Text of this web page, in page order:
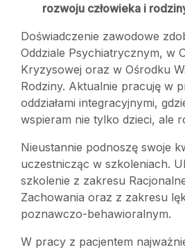
rozwoju człowieka i
Doświadczenie zawodowe
Oddziale Psychiatrycznym, w
Kryzysowej oraz w Ośrodku
Rodziny. Aktualnie pracuję w
oddziałami integracyjnymi,
wspieram nie tylko dzieci, ale
Nieustannie podnoszę swoje
uczestnicząc w szkoleniach.
szkolenie z zakresu
Zachowania oraz z zakresu
poznawczo-behawioralnym.
W pracy z pacjentem